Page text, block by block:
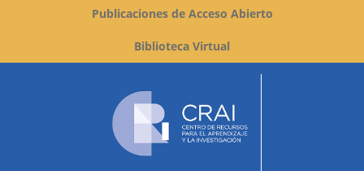
Publicaciones de Acceso Abierto
Biblioteca Virtual